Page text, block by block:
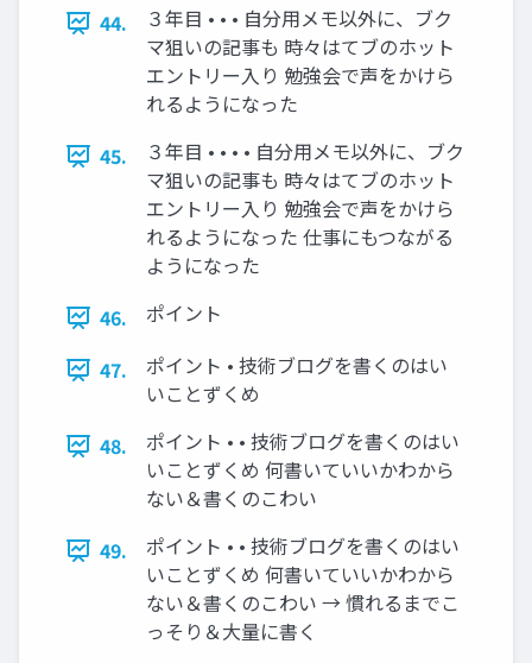
44.
３年目 • • • 自分用メモ以外に、ブク
マ狙いの記事も 時々はてブのホット
エントリー入り 勉強会で声をかけら
れるようになった
45.
３年目 • • • • 自分用メモ以外に、ブク
マ狙いの記事も 時々はてブのホット
エントリー入り 勉強会で声をかけら
れるようになった 仕事にもつながる
ようになった
46.
ポイント
47.
ポイント • 技術ブログを書くのはい
いことずくめ
48.
ポイント • • 技術ブログを書くのはい
いことずくめ 何書いていいかわから
ない＆書くのこわい
49.
ポイント • • 技術ブログを書くのはい
いことずくめ 何書いていいかわから
ない＆書くのこわい → 慣れるまでこ
っそり＆大量に書く